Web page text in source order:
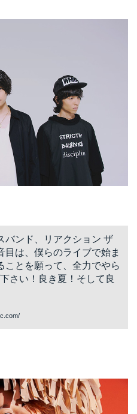
バンド、リアクション ザ
目は、僕らのライブで始ま
ことを願って、全力でやら
さい！良き夏！そして良